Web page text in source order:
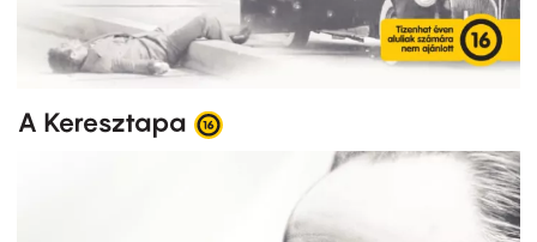
A Keresztapa